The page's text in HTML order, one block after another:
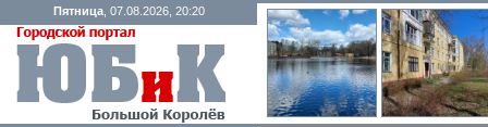
Пятница, 07.08.2026, 20:20